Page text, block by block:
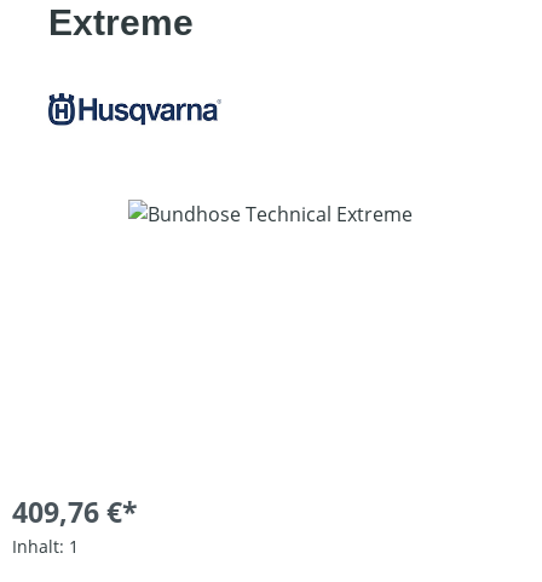
Extreme
Bildergalerie überspringen
409,76 €*
Inhalt: 1